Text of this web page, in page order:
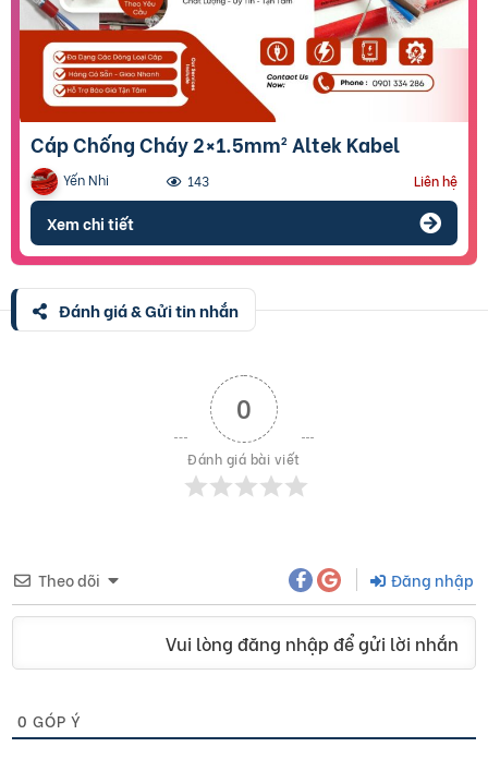
Cáp Chống Cháy 2×1.5mm² Altek Kabel
Yến Nhi 143 Liên hệ
Xem chi tiết
Đánh giá & Gửi tin nhắn
0
Đánh giá bài viết
Theo dõi Đăng nhập
Vui lòng đăng nhập để gửi lời nhắn
0 GÓP Ý